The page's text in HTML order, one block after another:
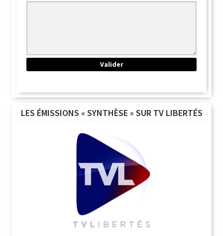
LES ÉMISSIONS « SYNTHÈSE » SUR TV LIBERTÉS